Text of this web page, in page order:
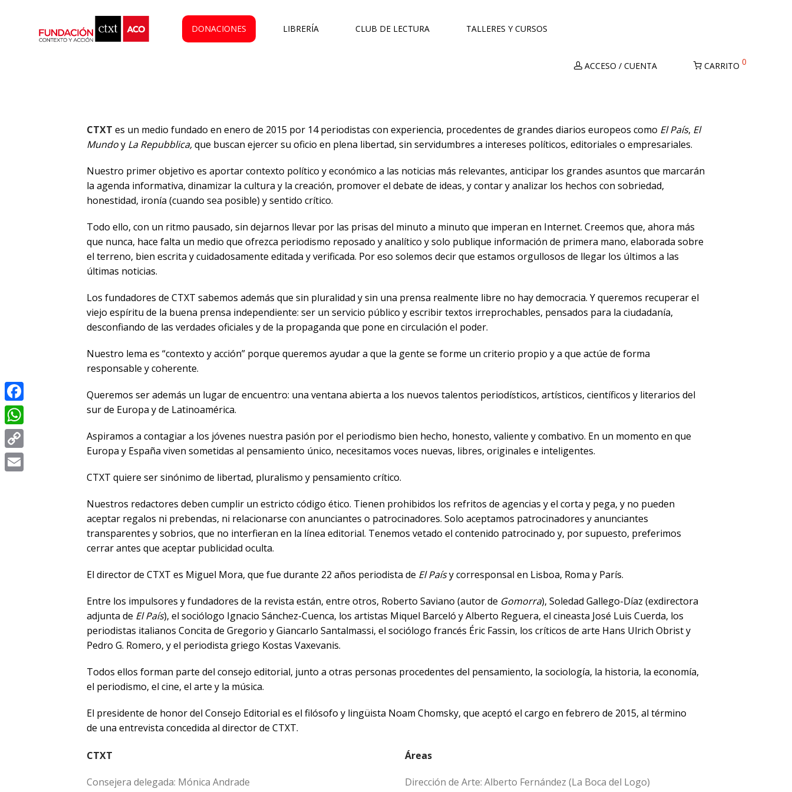
DONACIONES LIBRERÍA CLUB DE LECTURA TALLERES Y CURSOS
ACCESO / CUENTA CARRITO 0
CTXT es un medio fundado en enero de 2015 por 14 periodistas con experiencia, procedentes de grandes diarios europeos como El País, El
Mundoy La Repubblica,que buscan ejercer su oficio en plena libertad, sin servidumbres a intereses políticos, editoriales o empresariales.
Nuestro primer objetivo es aportar contexto político y económico a las noticias más relevantes, anticipar los grandes asuntos que marcarán
la agenda informativa, dinamizar la cultura y la creación, promover el debate de ideas, y contar y analizar los hechos con sobriedad,
honestidad, ironía (cuando sea posible) y sentido crítico.
Todo ello, con un ritmo pausado, sin dejarnos llevar por las prisas del minuto a minuto que imperan en Internet. Creemos que, ahora más
que nunca, hace falta un medio que ofrezca periodismo reposado y analítico y solo publique información de primera mano, elaborada sobre
el terreno, bien escrita y cuidadosamente editada y verificada. Por eso solemos decir que estamos orgullosos de llegar los últimos a las
últimas noticias.
Los fundadores de CTXT sabemos además que sin pluralidad y sin una prensa realmente libre no hay democracia. Y queremos recuperar el
viejo espíritu de la buena prensa independiente: ser un servicio público y escribir textos irreprochables, pensados para la ciudadanía,
desconfiando de las verdades oficiales y de la propaganda que pone en circulación el poder.
Nuestro lema es “contexto y acción” porque queremos ayudar a que la gente se forme un criterio propio y a que actúe de forma
responsable y coherente.
Queremos ser además un lugar de encuentro: una ventana abierta a los nuevos talentos periodísticos, artísticos, científicos y literarios del
sur de Europa y de Latinoamérica.
Aspiramos a contagiar a los jóvenes nuestra pasión por el periodismo bien hecho, honesto, valiente y combativo. En un momento en que
Europa y España viven sometidas al pensamiento único, necesitamos voces nuevas, libres, originales e inteligentes.
CTXT quiere ser sinónimo de libertad, pluralismo y pensamiento crítico.
Nuestros redactores deben cumplir un estricto código ético. Tienen prohibidos los refritos de agencias y el corta y pega, y no pueden
aceptar regalos ni prebendas, ni relacionarse con anunciantes o patrocinadores. Solo aceptamos patrocinadores y anunciantes
transparentes y sobrios, que no interfieran en la línea editorial. Tenemos vetado el contenido patrocinado y, por supuesto, preferimos
cerrar antes que aceptar publicidad oculta.
El director de CTXT es Miguel Mora, que fue durante 22 años periodista de El Paísy corresponsal en Lisboa, Roma y París.
Entre los impulsores y fundadores de la revista están, entre otros, Roberto Saviano (autor de Gomorra), Soledad Gallego-Díaz (exdirectora
adjunta de El País), el sociólogo Ignacio Sánchez-Cuenca, los artistas Miquel Barceló y Alberto Reguera, el cineasta José Luis Cuerda, los
periodistas italianos Concita de Gregorio y Giancarlo Santalmassi, el sociólogo francés Éric Fassin, los críticos de arte Hans Ulrich Obrist y
Pedro G. Romero, y el periodista griego Kostas Vaxevanis.
Todos ellos forman parte del consejo editorial, junto a otras personas procedentes del pensamiento, la sociología, la historia, la economía,
el periodismo, el cine, el arte y la música.
El presidente de honor del Consejo Editorial es el filósofo y lingüista Noam Chomsky, que aceptó el cargo en febrero de 2015, al término
de una entrevista concedida al director de CTXT.
CTXT
Consejera delegada: Mónica Andrade
Áreas
Dirección de Arte: Alberto Fernández (La Boca del Logo)
Facebook
WhatsApp
Copy